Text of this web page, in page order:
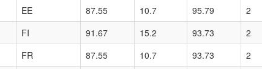
EE 87.55 10.7 95.79
2
FI 91.67 15.2 93.73
2
FR 87.55 10.7 93.73
2